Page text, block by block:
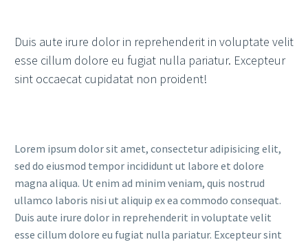
Duis aute irure dolor in reprehenderit in voluptate velit
esse cillum dolore eu fugiat nulla pariatur. Excepteur
sint occaecat cupidatat non proident!
Lorem ipsum dolor sit amet, consectetur adipisicing elit,
sed do eiusmod tempor incididunt ut labore et dolore
magna aliqua. Ut enim ad minim veniam, quis nostrud
ullamco laboris nisi ut aliquip ex ea commodo consequat.
Duis aute irure dolor in reprehenderit in voluptate velit
esse cillum dolore eu fugiat nulla pariatur. Excepteur sint